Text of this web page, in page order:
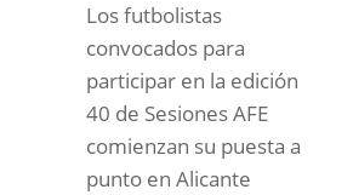
Los futbolistas
convocados para
participar en la edición
40 de Sesiones AFE
comienzan su puesta a
punto en Alicante